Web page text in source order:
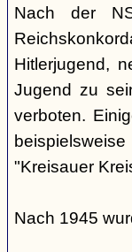
Nach der
Hitlerjugend,
Jugend zu
verboten.
"Kreisauer
Nach 1945